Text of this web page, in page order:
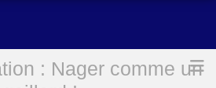
: Nager comme un
: Niveau Supers Gaillards